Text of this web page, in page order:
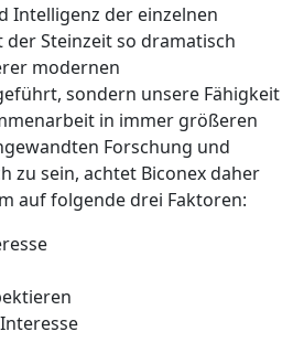
Intelligenz der einzelnen
der Steinzeit so dramatisch
modernen
sondern unsere Fähigkeit
in immer größeren
Forschung und
zu sein, achtet Biconex daher
auf folgende drei Faktoren: